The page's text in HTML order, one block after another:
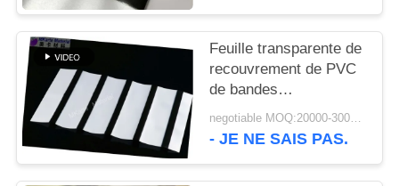
PLAN
DU
SITE
PRIVACY
POLICY
Feuille transparente de
recouvrement de PVC
de bandes
magnétiques de LOCO
12.7mm
negotiable MOQ:20000-30000 feuilles
- JE NE SAIS PAS.